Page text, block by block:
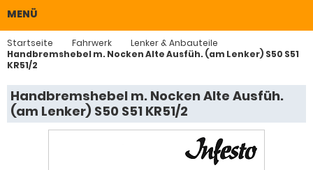
MENÜ
Startseite Fahrwerk
Lenker & Anbauteile
Handbremshebel m. Nocken Alte Ausfüh. (am Lenker) S50 S51
KR51/2
Handbremshebel m. Nocken Alte Ausfüh.
(am Lenker) S50 S51 KR51/2